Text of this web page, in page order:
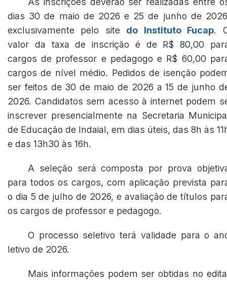
dias 30 de maio de 2026 e 25 de junho de
exclusivamente pelo site do Instituto Fucap.
valor da taxa de inscrição é de R$ 80,00
cargos de professor e pedagogo e R$ 60,00
cargos de nível médio. Pedidos de isenção
ser feitos de 30 de maio de 2026 a 15 de junho
2026. Candidatos sem acesso à internet podem
inscrever presencialmente na Secretaria
de Educação de Indaial, em dias úteis, das 8h às
e das 13h30 às 16h.
A seleção será composta por prova
para todos os cargos, com aplicação prevista
o dia 5 de julho de 2026, e avaliação de títulos
os cargos de professor e pedagogo.
O processo seletivo terá validade para o
letivo de 2026.
Mais informações podem ser obtidas no